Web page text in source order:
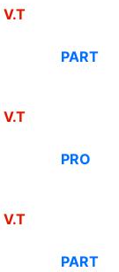
V.T
PART
V.T
PRO
V.T
PART